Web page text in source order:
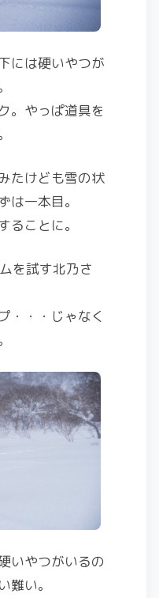
には硬いやつが
。やっぱ道具を
たけども雪の状
は一本目。
ることに。
を試す北乃さ
・・・じゃなく
いやつがいるの
い。